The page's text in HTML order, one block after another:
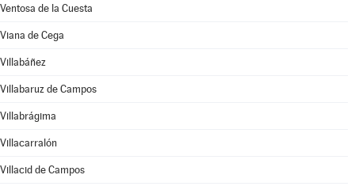
Ventosa de la Cuesta
Viana de Cega
Villabáñez
Villabaruz de Campos
Villabrágima
Villacarralón
Villacid de Campos